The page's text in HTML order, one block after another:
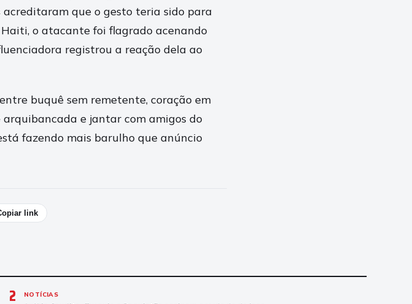
que o gesto teria sido para
o atacante foi flagrado acenando
registrou a reação dela ao
buquê sem remetente, coração em
e jantar com amigos do
fazendo mais barulho que anúncio
link
2 NOTÍCIAS